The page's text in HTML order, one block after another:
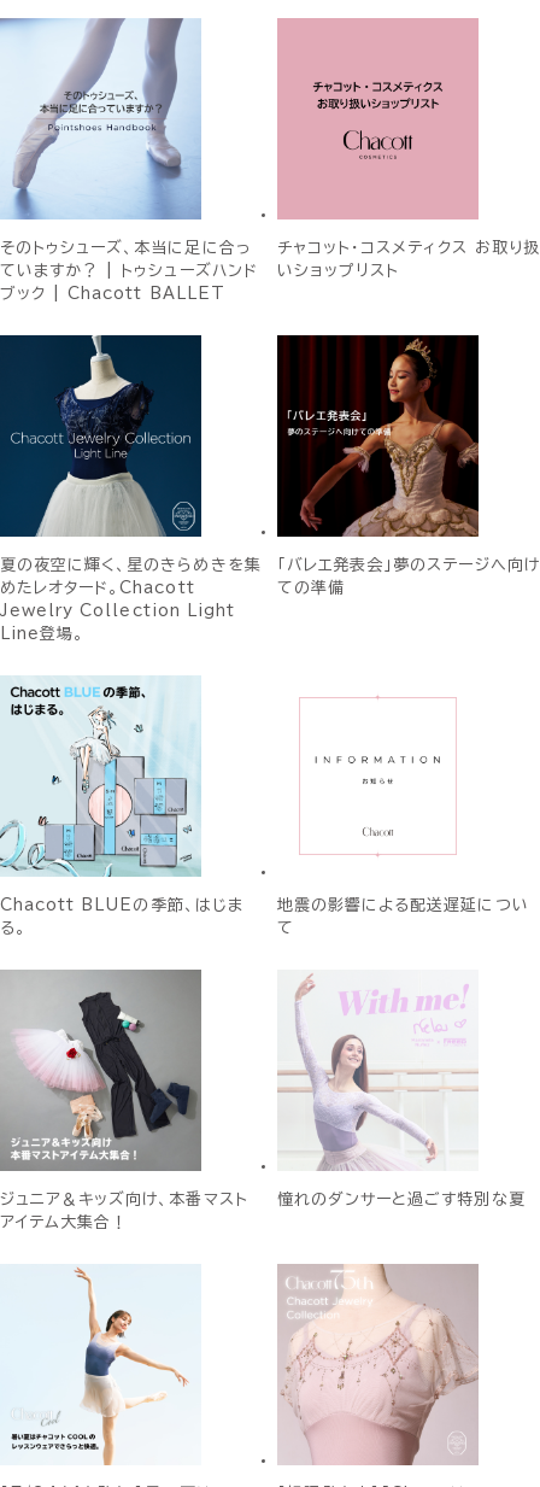
そのトゥシューズ、本当に足に合っ
ていますか？ | トゥシューズハンド
ブック | Chacott BALLET
チャコット・コスメティクス お取り扱
いショップリスト
夏の夜空に輝く、星のきらめきを集
めたレオタード。Chacott
Jewelry Collection Light
Line登場。
「バレエ発表会」夢のステージへ向け
ての準備
Chacott BLUEの季節、はじま
る。
地震の影響による配送遅延につい
て
ジュニア＆キッズ向け、本番マスト
アイテム大集合！
憧れのダンサーと過ごす特別な夏